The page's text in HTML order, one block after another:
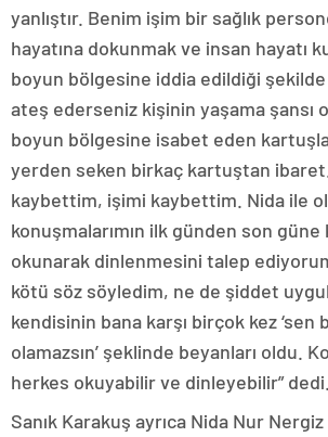
yanlıştır. Benim işim bir sağlık
hayatına dokunmak ve insan hayatı
boyun bölgesine iddia edildiği
ateş ederseniz kişinin yaşama şansı
boyun bölgesine isabet eden
yerden seken birkaç kartuştan
kaybettim, işimi kaybettim. Nida ile
konuşmalarımın ilk günden son
okunarak dinlenmesini talep
kötü söz söyledim, ne de şiddet
kendisinin bana karşı birçok kez ‘sen
olamazsın’ şeklinde beyanları oldu.
herkes okuyabilir ve dinleyebilir” dedi.
Sanık Karakuş ayrıca Nida Nur